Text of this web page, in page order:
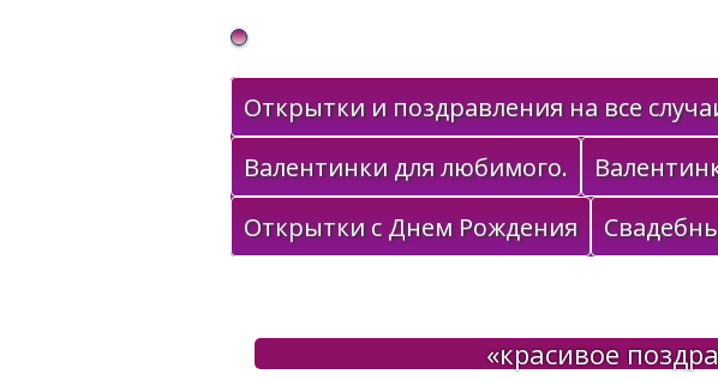
Gif Открытки в подарок
Открытки и поздравления на все
Валентинки для любимого.
Открытки с Днем Рождения
«красивое